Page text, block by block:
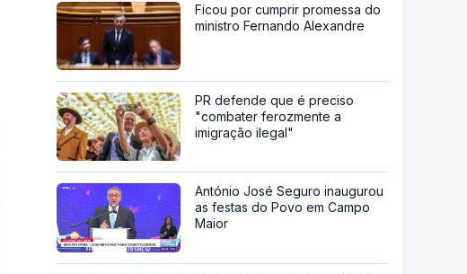
Ficou por cumprir promessa do
ministro Fernando Alexandre
PR defende que é preciso
"combater ferozmente a
imigração ilegal"
António José Seguro inaugurou
as festas do Povo em Campo
Maior